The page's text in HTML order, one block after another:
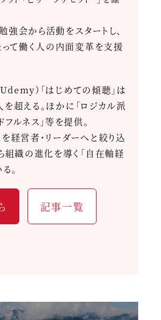
強会から活動をスタートし、
て働く人の内面変革を支援
）「はじめての傾聴」は
超える。ほかに「ロジカル派
ルネス」等を提供。
経営者・リーダーへと絞り込
組織の進化を導く「自在軸経
。
記事一覧